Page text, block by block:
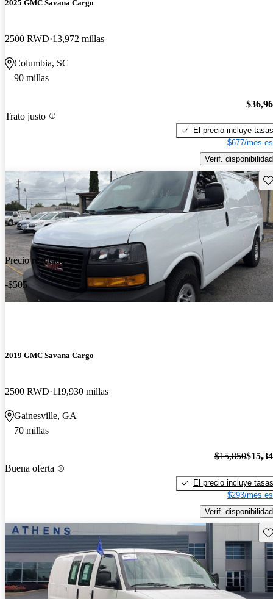
2025 GMC Savana Cargo
2500 RWD 13,972 millas
Columbia, SC
90 millas
Trato justo
El precio incluye tasas
$677/mes
Verif. disponibilidad
Precio reducido
-$505
2019 GMC Savana Cargo
2500 RWD 119,930 millas
Gainesville, GA
70 millas
Buena oferta
$15,850
El precio incluye tasas
$293/mes
Verif. disponibilidad